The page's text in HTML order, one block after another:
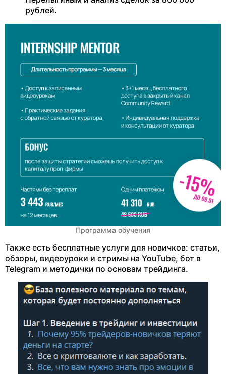
рублей.
Программа обучения
Также есть бесплатные услуги для новичков: статьи,
обзоры, видеоуроки и стримы на YouTube, бот в
Telegram и методички по основам трейдинга.